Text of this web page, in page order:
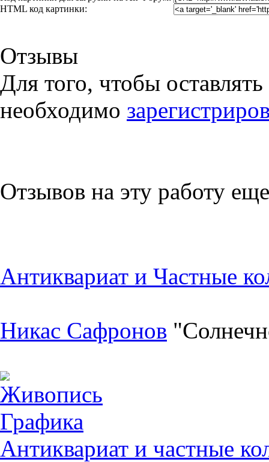
HTML код картинки:
Отзывы
Для того, чтобы
необходимо
Отзывов на эту работу
Антиквариат и Частные
Никас Сафронов
Живопись
Графика
Антиквариат и частные